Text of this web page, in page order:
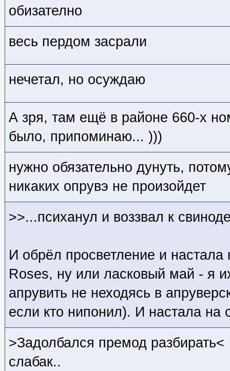
обизателно
весь пердом засрали
нечетал, но осуждаю
А зря, там ещё в районе 660-х
было, припоминаю... )))
нужно обязательно дунуть,
никаких опрувэ не произойдет
>>...психанул и воззвал к
И обрёл просветление и
Roses, ну или ласковый май - я
апрувить не неходясь в
если кто нипонил). И настала на
>Задолбался премод разбирать<
слабак..